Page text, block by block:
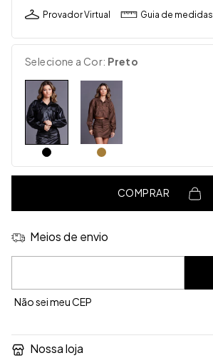
Selecione a Cor: Preto
Provador Virtual Guia de medidas
COMPRAR
Meios de envio
Entregas para o CEP:
Não sei meu CEP
Nossa loja